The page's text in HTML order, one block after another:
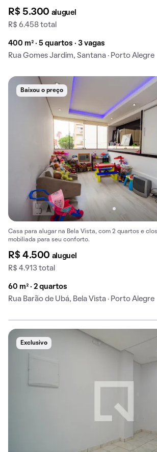
R$ 5.300 aluguel
R$ 6.458 total
400 m² · 5 quartos · 3 vagas
Rua Gomes Jardim, Santana · Porto Alegre
Baixou o preço
Casa para alugar na Bela Vista, com 2 quartos e
mobiliada para seu conforto.
R$ 4.500 aluguel
R$ 4.913 total
60 m² · 2 quartos
Rua Barão de Ubá, Bela Vista · Porto Alegre
Exclusivo